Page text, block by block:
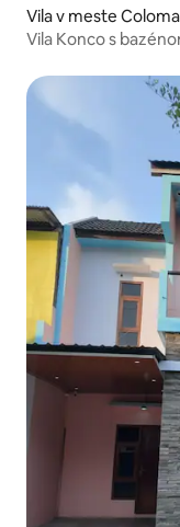
Vila v meste
Vila Konco s